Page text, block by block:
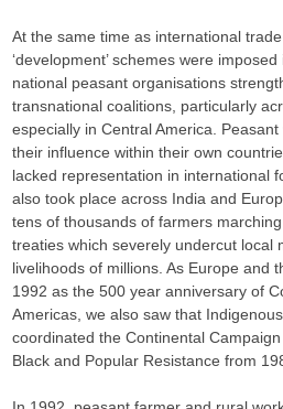
At the same time as international
‘development’ schemes were
national peasant organisations
transnational coalitions, particularly
especially in Central America.
their influence within their own
lacked representation in international
also took place across India and
tens of thousands of farmers
treaties which severely undercut local
livelihoods of millions. As Europe and
1992 as the 500 year anniversary of
Americas, we also saw that
coordinated the Continental
Black and Popular Resistance from